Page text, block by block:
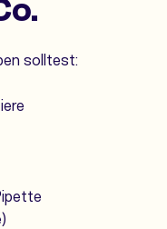
solltest: